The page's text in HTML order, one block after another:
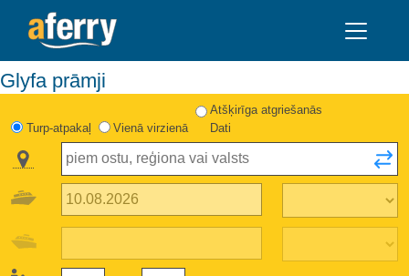
Glyfa prāmji
Turp-atpakaļ Vienā virzienā
Atšķirīga atgriešanās
Dati